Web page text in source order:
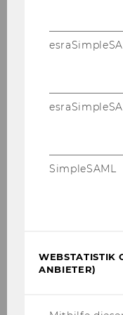
SimpleSAML
WEBSTATISTIK
ANBIETER)